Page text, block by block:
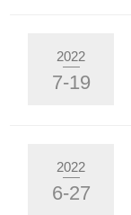
2022
7-19
2022
6-27